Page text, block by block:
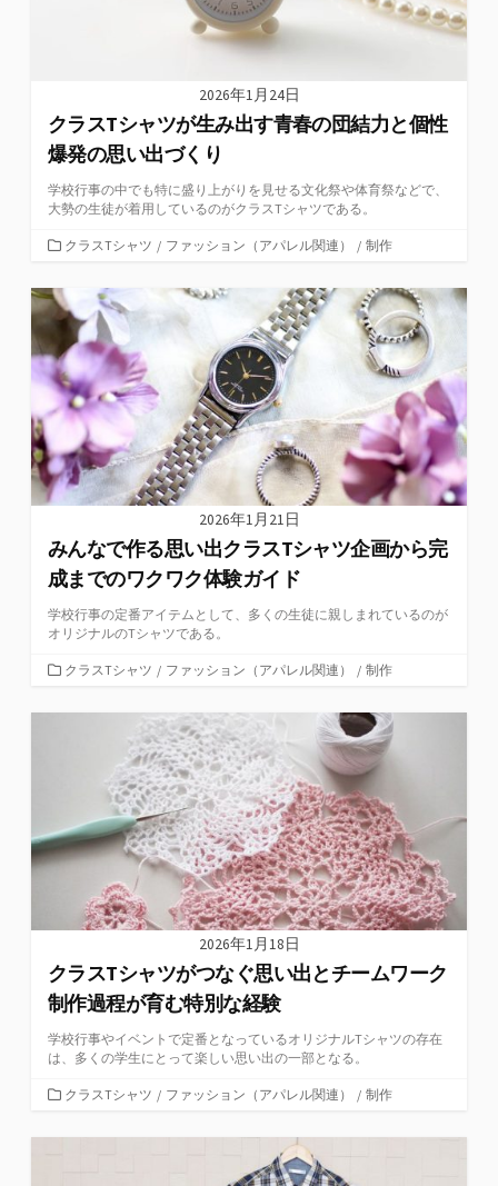
2026年1月24日
クラスTシャツが生み出す青春の団結力と個性
爆発の思い出づくり
学校行事の中でも特に盛り上がりを見せる文化祭や体育祭などで、
大勢の生徒が着用しているのがクラスTシャツである。
カ
ゴ
リ
クラスTシャツ / ファッション（アパレル関連） / 制作
2026年1月21日
みんなで作る思い出クラスTシャツ企画から完
成までのワクワク体験ガイド
学校行事の定番アイテムとして、多くの生徒に親しまれているのが
オリジナルのTシャツである。
カ
ゴ
クラスTシャツ / ファッション（アパレル関連） / 制作
2026年1月18日
クラスTシャツがつなぐ思い出とチームワーク
制作過程が育む特別な経験
学校行事やイベントで定番となっているオリジナルTシャツの存在
は、多くの学生にとって楽しい思い出の一部となる。
カ
ゴ
クラスTシャツ / ファッション（アパレル関連） / 制作